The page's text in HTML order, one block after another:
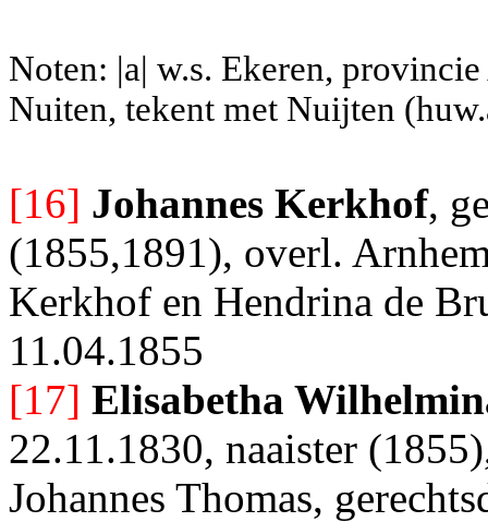
Noten: |a| w.s. Ekeren,
Nuiten, tekent met Nuijten
[16] Johannes Kerkhof,
(1855,1891), overl.
Kerkhof en Hendrina de
11.04.1855
[17] Elisabetha
22.11.1830, naaister
Johannes Thomas,